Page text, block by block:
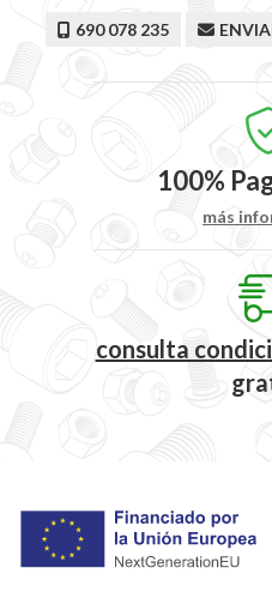
690 078 235
100%
más
consulta